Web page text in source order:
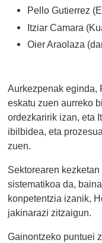
Pello Gutierrez
Itziar Camara
Oier Araolaza
Aurkezpenak eginda,
eskatu zuen aurreko
ordezkaririk izan, eta
ibilbidea, eta
zuen.
Sektorearen
sistematikoa da,
konpetentzia izanik,
jakinarazi zitzaigun.
Gainontzeko puntuei